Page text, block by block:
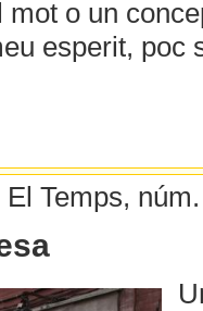
o un
esperit, poc
El Temps,